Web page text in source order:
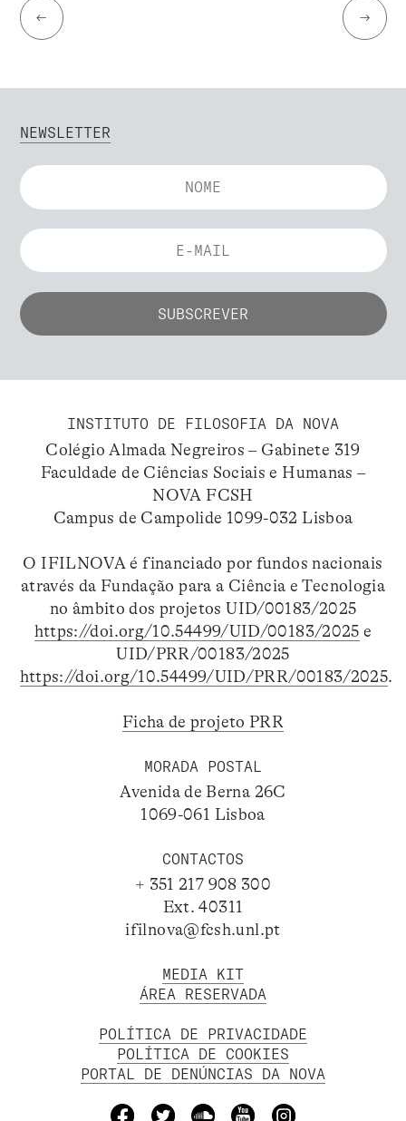
← →
NEWSLETTER
INSTITUTO DE FILOSOFIA DA NOVA
Colégio Almada Negreiros – Gabinete 319
Faculdade de Ciências Sociais e Humanas –
NOVA FCSH
Campus de Campolide 1099-032 Lisboa
O IFILNOVA é financiado por fundos nacionais
através da Fundação para a Ciência e Tecnologia
no âmbito dos projetos UID/00183/2025
https://doi.org/10.54499/UID/00183/2025 e
UID/PRR/00183/2025
https://doi.org/10.54499/UID/PRR/00183/2025.
Ficha de projeto PRR
MORADA POSTAL
Avenida de Berna 26C
1069-061 Lisboa
CONTACTOS
+ 351 217 908 300
Ext. 40311
ifilnova@fcsh.unl.pt
MEDIA KIT
ÁREA RESERVADA
POLÍTICA DE PRIVACIDADE
POLÍTICA DE COOKIES
PORTAL DE DENÚNCIAS DA NOVA